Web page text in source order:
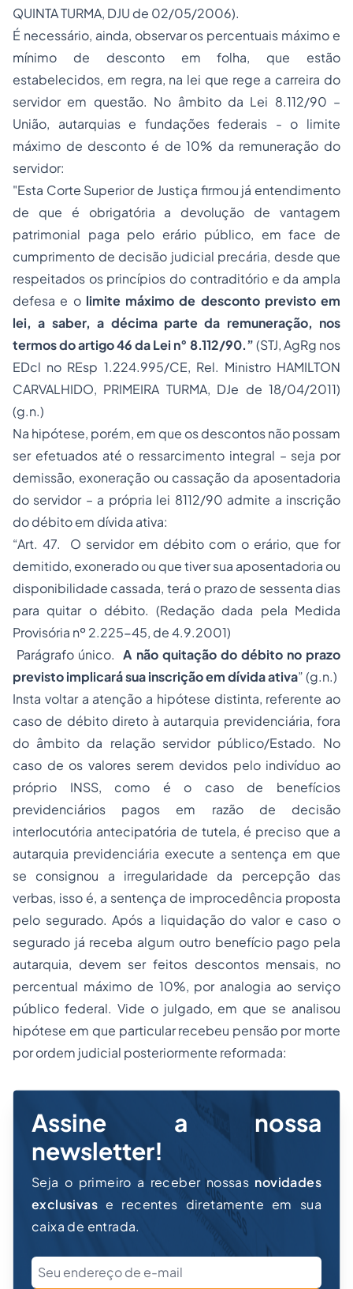
QUINTA TURMA, DJU de 02/05/2006).
É necessário, ainda, observar os percentuais máximo e
mínimo de desconto em folha, que estão
estabelecidos, em regra, na lei que rege a carreira do
servidor em questão. No âmbito da Lei 8.112/90 –
União, autarquias e fundações federais - o limite
máximo de desconto é de 10% da remuneração do
servidor:
"Esta Corte Superior de Justiça firmou já entendimento
de que é obrigatória a devolução de vantagem
patrimonial paga pelo erário público, em face de
cumprimento de decisão judicial precária, desde que
respeitados os princípios do contraditório e da ampla
defesa e o limite máximo de desconto previsto em
lei, a saber, a décima parte da remuneração, nos
termos do artigo 46 da Lei n° 8.112/90.”(STJ, AgRg nos
EDcl no REsp 1.224.995/CE, Rel. Ministro HAMILTON
CARVALHIDO, PRIMEIRA TURMA, DJe de 18/04/2011)
(g.n.)
Na hipótese, porém, em que os descontos não possam
ser efetuados até o ressarcimento integral – seja por
demissão, exoneração ou cassação da aposentadoria
do servidor – a própria lei 8112/90 admite a inscrição
do débito em dívida ativa:
“Art. 47. O servidor em débito com o erário, que for
demitido, exonerado ou que tiver sua aposentadoria ou
disponibilidade cassada, terá o prazo de sessenta dias
para quitar o débito. (Redação dada pela Medida
Provisória nº 2.225-45, de 4.9.2001)
Parágrafo único.A não quitação do débito no prazo
previsto implicará sua inscrição em dívida ativa” (g.n.)
Insta voltar a atenção a hipótese distinta, referente ao
caso de débito direto à autarquia previdenciária, fora
do âmbito da relação servidor público/Estado. No
caso de os valores serem devidos pelo indivíduo ao
próprio INSS, como é o caso de benefícios
previdenciários pagos em razão de decisão
interlocutória antecipatória de tutela, é preciso que a
autarquia previdenciária execute a sentença em que
se consignou a irregularidade da percepção das
verbas, isso é, a sentença de improcedência proposta
pelo segurado. Após a liquidação do valor e caso o
segurado já receba algum outro benefício pago pela
autarquia, devem ser feitos descontos mensais, no
percentual máximo de 10%, por analogia ao serviço
público federal. Vide o julgado, em que se analisou
hipótese em que particular recebeu pensão por morte
por ordem judicial posteriormente reformada:
Assine a nossa
newsletter!
Seja o primeiro a receber nossas novidades
exclusivas e recentes diretamente em sua
caixa de entrada.